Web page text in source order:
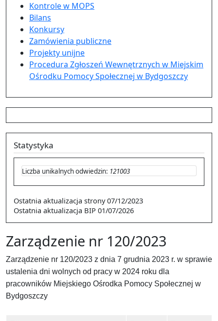
Zarządzenie nr 120/2023
Zarządzenie nr 120/2023 z dnia 7 grudnia 2023 r. w sprawie
ustalenia dni wolnych od pracy w 2024 roku dla
pracowników Miejskiego Ośrodka Pomocy Społecznej w
Bydgoszczy
Kontrole w MOPS
Bilans
Konkursy
Zamówienia publiczne
Projekty unijne
Procedura Zgłoszeń Wewnętrznych w Miejskim
Ośrodku Pomocy Społecznej w Bydgoszczy
Statystyka
Liczba unikalnych odwiedzin: 121003
Ostatnia aktualizacja strony 07/12/2023
Ostatnia aktualizacja BIP 01/07/2026